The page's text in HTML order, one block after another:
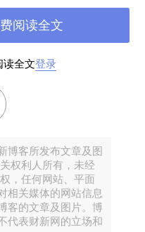
一段受到争议的往
烈的回应。1986年，
国，曾玩笑式劝告当
学生不要在那里住太
冒犯，但也有人为他
读全文登录
阅读全文
客所发布文章及图
权利人所有，未经
，任何网站、平面
相关媒体的网站信息
客的文章及图片。博
代表财新网的立场和